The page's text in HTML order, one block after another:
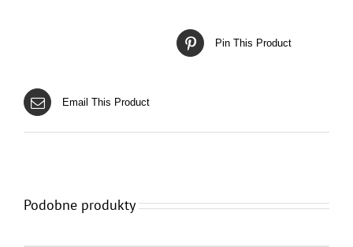
Pin This Product
Email This Product
Podobne produkty